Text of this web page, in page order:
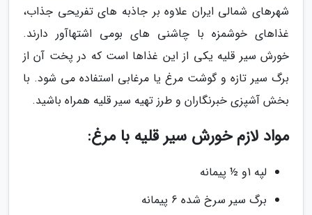
شهرهای شمالی ایران علاوه بر جاذبه های تفریحی جذاب،
غذاهای خوشمزه با چاشنی های بومی اشتهاآور دارند.
خورش سیر قلیه یکی از این غذاها است که در پخت آن از
برگ سیر تازه و گوشت مرغ یا مرغابی استفاده می شود. با
بخش آشپزی خبرنگاران و طرز تهیه سیر قلیه همراه باشید.
مواد لازم خورش سیر قلیه با مرغ:
لپه 1و ½ پیمانه
برگ سیر سرخ شده 6 پیمانه